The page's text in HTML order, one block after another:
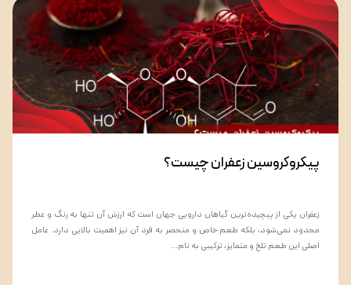
پیکروکروسین زعفران چیست؟
زعفران یکی از پیچیده‌ترین گیاهان دارویی جهان است که ارزش آن تنها به رنگ و عطر
محدود نمی‌شود، بلکه طعم خاص و منحصر به فرد آن نیز اهمیت بالایی دارد. عامل
اصلی این طعم تلخ و متمایز، ترکیبی به نام...